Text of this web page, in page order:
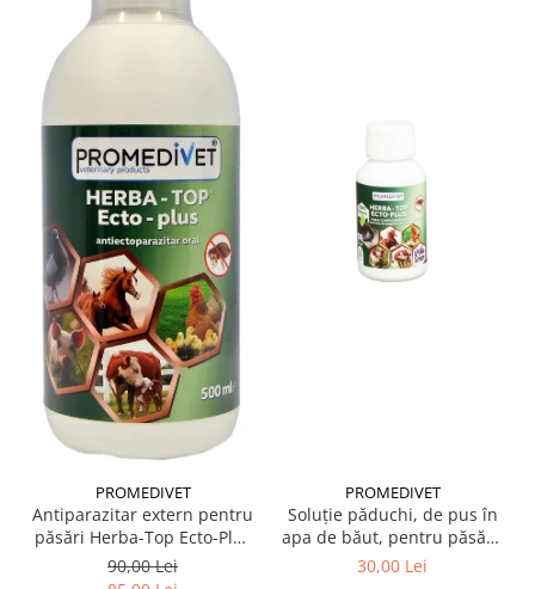
PROMEDIVET
Antiparazitar extern pentru
păsări Herba-Top Ecto-Plus
500 ml
90,00 Lei
PROMEDIVET
Soluție păduchi, de pus în
apa de băut, pentru păsări,
Herba Top Ecto Plus 100 ml
30,00 Lei